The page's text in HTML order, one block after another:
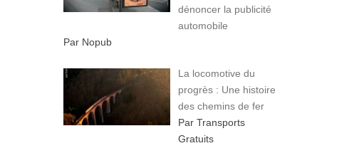
dénoncer la publicité
automobile
Par Nopub
La locomotive du
progrès : Une histoire
des chemins de fer
Par Transports
Gratuits